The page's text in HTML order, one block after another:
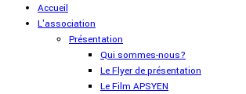
Accueil
L'association
Présentation
Qui sommes-nous?
Le Flyer de présentation
Le Film APSYEN